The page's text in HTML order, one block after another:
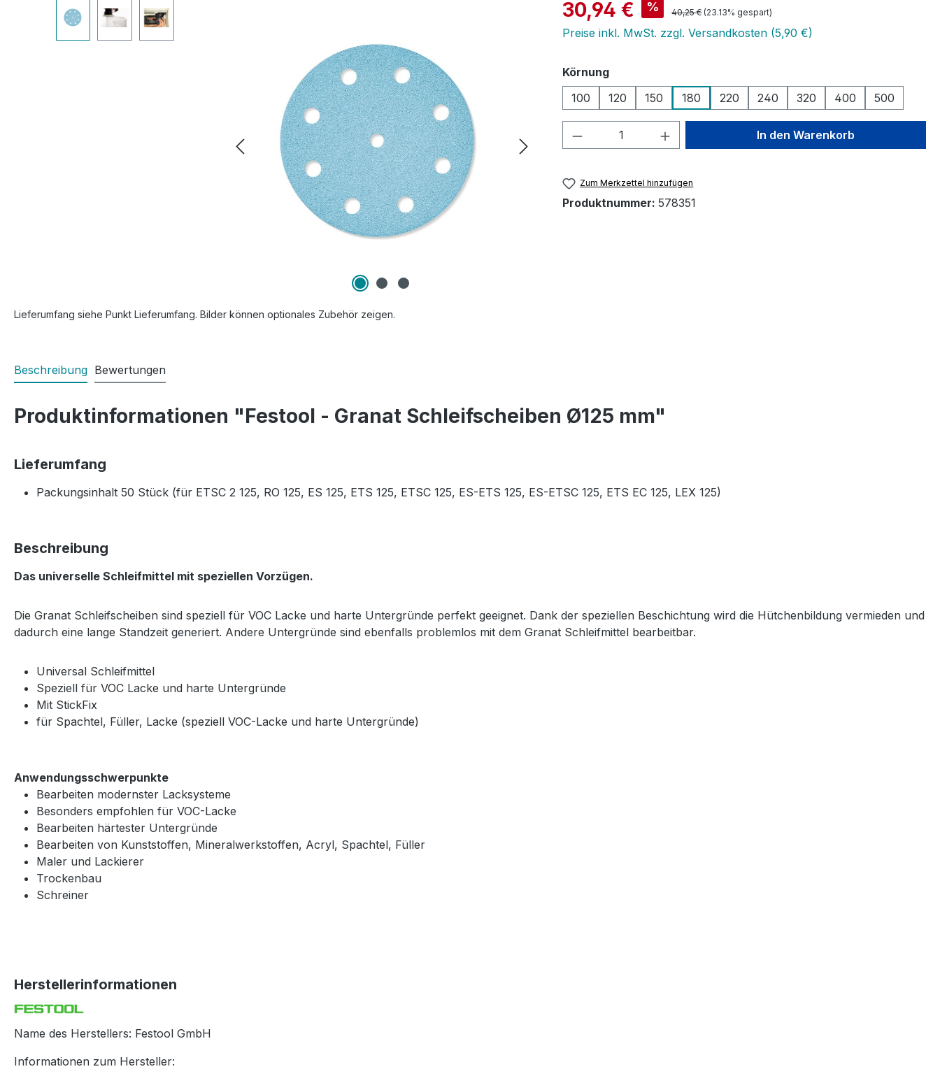
Lieferumfang siehe Punkt Lieferumfang. Bilder können optionales Zubehör zeigen.
Verkaufspreis:
30,94 € % Regulärer Preis:
40,25 € (23.13% gespart)
Preise inkl. MwSt. zzgl. Versandkosten (5,90 €)
Körnungauswählen
100
120 150 180 220 240 320 400 500
Produkt Anzahl: Gib den gewünschten Wert
In den Warenkorb
Zum Merkzettel hinzufügen
Produktnummer: 578351
Beschreibung Bewertungen
Produktinformationen "Festool - Granat Schleifscheiben Ø125 mm"
Lieferumfang
Packungsinhalt 50 Stück (für ETSC 2 125, RO 125, ES 125, ETS 125, ETSC 125, ES-ETS 125, ES-ETSC 125, ETS EC 125, LEX 125)
Beschreibung
Das universelle Schleifmittel mit speziellen Vorzügen.
Die Granat Schleifscheiben sind speziell für VOC Lacke und harte Untergründe perfekt geeignet. Dank der speziellen Beschichtung wird die Hütchenbildung vermieden und
dadurch eine lange Standzeit generiert. Andere Untergründe sind ebenfalls problemlos mit dem Granat Schleifmittel bearbeitbar.
Universal Schleifmittel
Speziell für VOC Lacke und harte Untergründe
Mit StickFix
für Spachtel, Füller, Lacke (speziell VOC-Lacke und harte Untergründe)
Anwendungsschwerpunkte
Bearbeiten modernster Lacksysteme
Besonders empfohlen für VOC-Lacke
Bearbeiten härtester Untergründe
Bearbeiten von Kunststoffen, Mineralwerkstoffen, Acryl, Spachtel, Füller
Maler und Lackierer
Trockenbau
Schreiner
Herstellerinformationen
Name des Herstellers: Festool GmbH
Informationen zum Hersteller: